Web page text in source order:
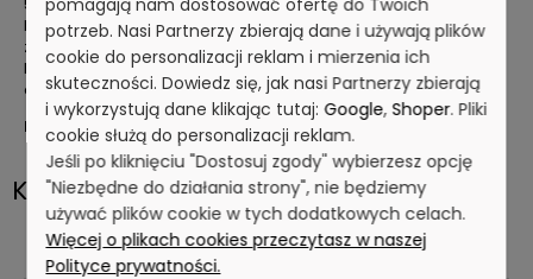
Podajnik posiada blaszkę z otworami umożliwiającymi
zawieszenie na ścianie.
Dostępne są również podajniki na 1 opakowanie lub 2
opakowania rękawic.
Kod produktu: P2660
Koszty dostawy
Przesyłka kurierska 19,00 zł
pomagają nam dostosować ofertę do Twoich
potrzeb. Nasi Partnerzy zbierają dane i używają plików
cookie do personalizacji reklam i mierzenia ich
skuteczności. Dowiedz się, jak nasi Partnerzy zbierają
i wykorzystują dane klikając tutaj:Google,Shoper. Pliki
cookie służą do personalizacji reklam.
Jeśli po kliknięciu "Dostosuj zgody" wybierzesz opcję
"Niezbędne do działania strony", nie będziemy
używać plików cookie w tych dodatkowych celach.
Więcej o plikach cookies przeczytasz w naszej
Polityce prywatności.